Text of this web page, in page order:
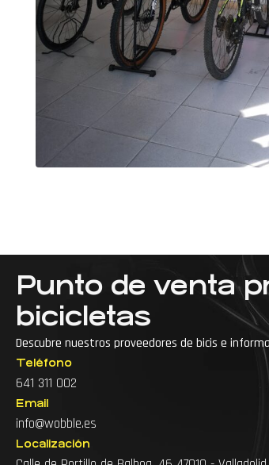
Punto de venta
bicicletas
Descubre nuestros proveedores de bicis e
Teléfono
641 311 002
Email
info@wobble.es
Localización
··· Accesorios para bici de
Accesorios para bicicleta
Accesorios para ciclismo